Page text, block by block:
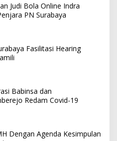
Judi Bola Online Indra
PN Surabaya
Fasilitasi Hearing
Babinsa dan
Redam Covid-19
Dengan Agenda Kesimpulan